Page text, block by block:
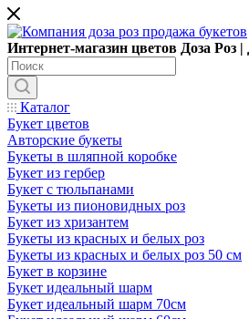
Интернет-магазин цветов Доза Роз
Каталог
Букет цветов
Авторские букеты
Букеты в шляпной коробке
Букет из гербер
Букет с тюльпанами
Букеты из пионовидных роз
Букет из хризантем
Букеты из красных и белых роз
Букеты из красных и белых роз 50 см
Букет в корзине
Букет идеальный шарм
Букет идеальный шарм 70см